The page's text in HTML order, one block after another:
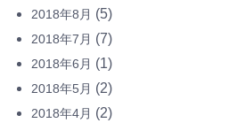
2018年8月 (5)
2018年7月 (7)
2018年6月 (1)
2018年5月 (2)
2018年4月 (2)